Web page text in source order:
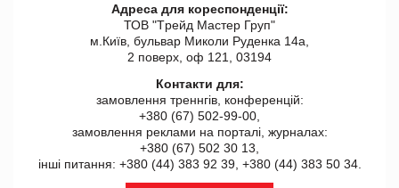
Адреса для кореспонденції:
ТОВ "Tрейд Мастер Груп"
м.Київ, бульвар Миколи Руденка 14а,
2 поверх, оф 121, 03194
Контакти для:
замовлення треннгів, конференцій:
+380 (67) 502-99-00,
замовлення реклами на порталі, журналах:
+380 (67) 502 30 13,
інші питання: +380 (44) 383 92 39, +380 (44) 383 50 34.